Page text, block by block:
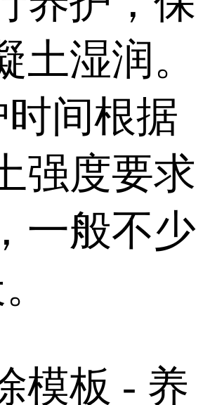
土湿润。
间根据
强度要求
一般不少
模板 - 养